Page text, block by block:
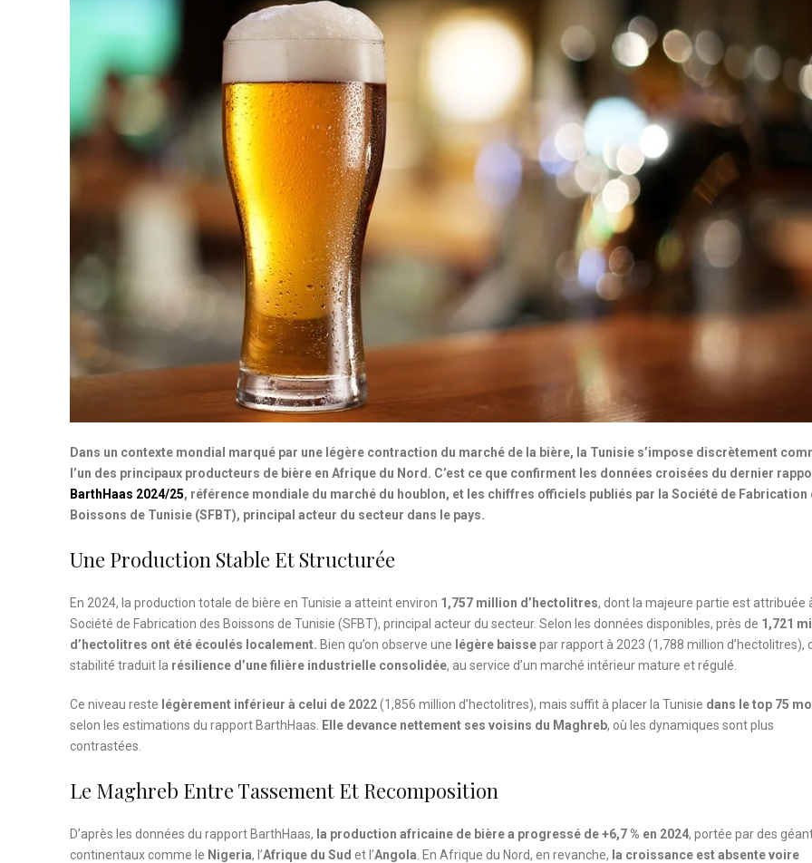
Dans un contexte mondial marqué par une légère contraction du marché de la bière, la Tunisie s’impose discrètement
l’un des principaux producteurs de bière en Afrique du Nord. C’est ce que confirment les données croisées du dernier
BarthHaas 2024/25, référence mondiale du marché du houblon, et les chiffres officiels publiés par la Société de Fabrication
Boissons de Tunisie (SFBT), principal acteur du secteur dans le pays.
Une Production Stable Et Structurée
En 2024, la production totale de bière en Tunisie a atteint environ 1,757 million d’hectolitres, dont la majeure partie est attribuée
Société de Fabrication des Boissons de Tunisie (SFBT), principal acteur du secteur. Selon les données disponibles, près de 1,721
d’hectolitres ont été écoulés localement. Bien qu’on observe une légère baissepar rapport à 2023 (1,788 million d’hectolitres),
stabilité traduit la résilience d’une filière industrielle consolidée, au service d’un marché intérieur mature et régulé.
Ce niveau reste légèrement inférieur à celui de 2022(1,856 million d’hectolitres), mais suffit à placer la Tunisie dans le top 75
selon les estimations du rapport BarthHaas.
Elle devance nettement ses voisins du Maghreb, où les dynamiques sont plus
contrastées.
Le Maghreb Entre Tassement Et Recomposition
D’après les données du rapport BarthHaas, la production africaine de bière a progressé de +6,7 % en 2024, portée par des
continentaux comme le Nigeria, l’Afrique du Sud et l’Angola . En Afrique du Nord, en revanche, la croissance est absente voire